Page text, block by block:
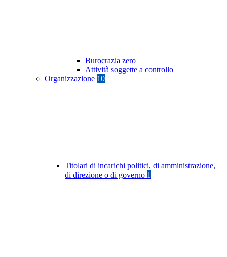
Burocrazia zero
Attività soggette a controllo
Organizzazione 10
Titolari di incarichi politici, di amministrazione,
di direzione o di governo 1